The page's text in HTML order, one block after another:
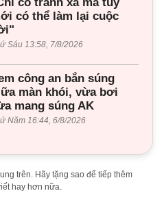
có thể làm lại cuộc
Sáu 13:58, 7/8/2026
công an bắn súng
màn khói, vừa bơi
mang súng AK
Năm 16:44, 6/8/2026
trên. Hãy tặng sao để tiếp thêm
hay hơn nữa.